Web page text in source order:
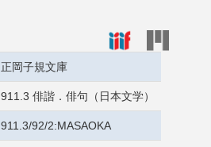
正岡子規文庫
911.3 俳諧．俳句（日本文学）
911.3/92/2:MASAOKA